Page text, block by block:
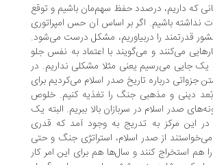
داریم، درصدد حفظ سهم‌مان باشیم و توقع
باشیم. اگر بر اساس آن حس امپراتوری
را دربیاوریم، مشکل درست می‌شود.
می‌کنند و می‌گویند با اعتماد به نفس جلو
می‌رسیم یعنی مثلا مشکلی نداریم. در
درباره تاریخ صدر اسلام می‌کردیم برای
و مذهبی جنگ را تغذیه کنیم. خلوص
اسلام در سربازان بالا ببریم. البته یک
به تدریج به وجود آمد که قدری
از صدر اسلام، استراتژی جنگ و حتی
کنند و سال‌ها هم برای این امر کار